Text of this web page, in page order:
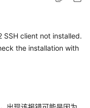
SSH client not installed.
the installation with